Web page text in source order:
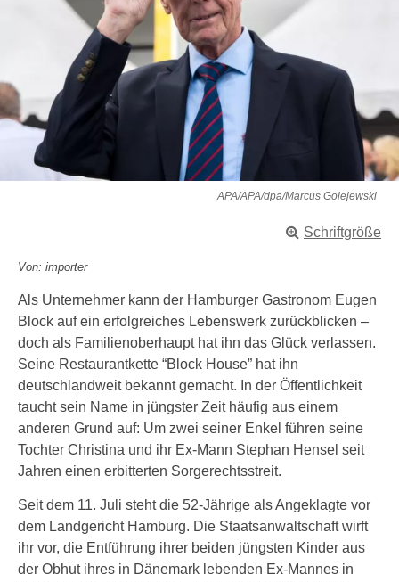
APA/APA/dpa/Marcus Golejewski
Schriftgröße
Von: importer
Als Unternehmer kann der Hamburger Gastronom Eugen
Block auf ein erfolgreiches Lebenswerk zurückblicken –
doch als Familienoberhaupt hat ihn das Glück verlassen.
Seine Restaurantkette “Block House” hat ihn
deutschlandweit bekannt gemacht. In der Öffentlichkeit
taucht sein Name in jüngster Zeit häufig aus einem
anderen Grund auf: Um zwei seiner Enkel führen seine
Tochter Christina und ihr Ex-Mann Stephan Hensel seit
Jahren einen erbitterten Sorgerechtsstreit.
Seit dem 11. Juli steht die 52-Jährige als Angeklagte vor
dem Landgericht Hamburg. Die Staatsanwaltschaft wirft
ihr vor, die Entführung ihrer beiden jüngsten Kinder aus
der Obhut ihres in Dänemark lebenden Ex-Mannes in